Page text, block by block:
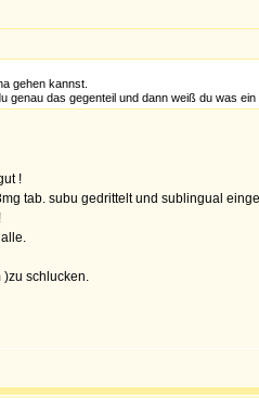
gehen kannst.
das gegenteil und dann weiß du was ein
!
tab. subu gedrittelt und sublingual
)zu schlucken.